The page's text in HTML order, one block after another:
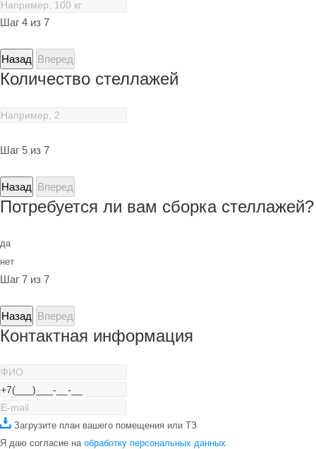
Шаг 4 из 7
Назад Вперед
Количество стеллажей
Шаг 5 из 7
Назад Вперед
Потребуется ли вам сборка стеллажей?
да
нет
Шаг 7 из 7
Назад Вперед
Контактная информация
Загрузите план вашего помещения или ТЗ
Я даю согласие на обработку персональных данных